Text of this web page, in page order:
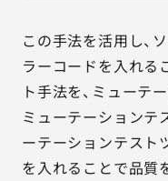
この手法を活用し、
ラーコードを入れる
ト手法を、ミューテ
ミューテーションテ
ーテーションテスト
を入れることで品質